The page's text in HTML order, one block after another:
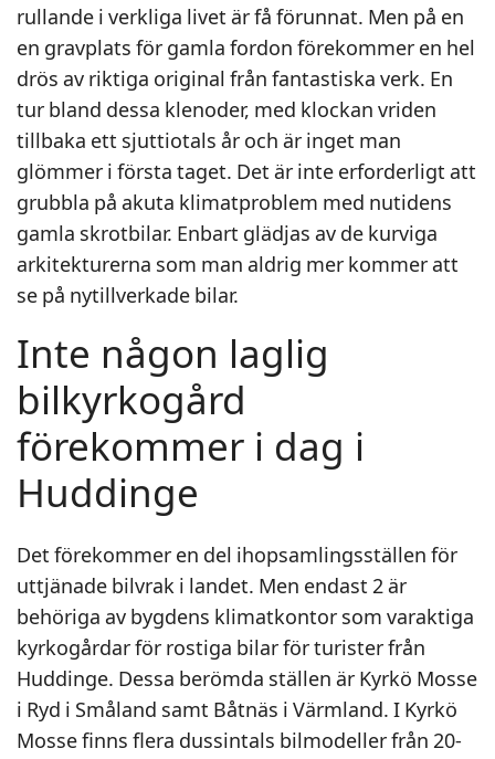
rullande i verkliga livet är få förunnat. Men på en
en gravplats för gamla fordon förekommer en hel
drös av riktiga original från fantastiska verk. En
tur bland dessa klenoder, med klockan vriden
tillbaka ett sjuttiotals år och är inget man
glömmer i första taget. Det är inte erforderligt att
grubbla på akuta klimatproblem med nutidens
gamla skrotbilar. Enbart glädjas av de kurviga
arkitekturerna som man aldrig mer kommer att
se på nytillverkade bilar.
Inte någon laglig
bilkyrkogård
förekommer i dag i
Huddinge
Det förekommer en del ihopsamlingsställen för
uttjänade bilvrak i landet. Men endast 2 är
behöriga av bygdens klimatkontor som varaktiga
kyrkogårdar för rostiga bilar för turister från
Huddinge. Dessa berömda ställen är Kyrkö Mosse
i Ryd i Småland samt Båtnäs i Värmland. I Kyrkö
Mosse finns flera dussintals bilmodeller från 20-